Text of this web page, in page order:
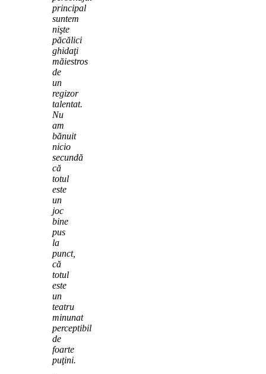
principal
suntem
nişte
păcălici
ghidaţi
măiestros
de
un
regizor
talentat.
Nu
am
bănuit
nicio
secundă
că
totul
este
un
joc
bine
pus
la
punct,
că
totul
este
un
teatru
minunat
perceptibil
de
foarte
puţini.